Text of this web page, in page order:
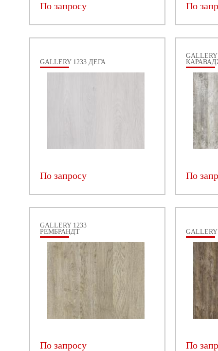
По запросу По
GALLERY 1233 ДЕГА
По запросу
GALLERY
По
GALLERY 1233
РЕМБРАНДТ
По запросу По